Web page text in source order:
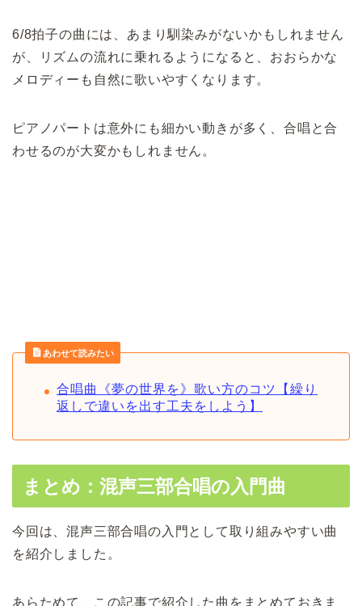
6/8拍子の曲には、あまり馴染みがないかもしれません
が、リズムの流れに乗れるようになると、おおらかな
メロディーも自然に歌いやすくなります。
ピアノパートは意外にも細かい動きが多く、合唱と合
わせるのが大変かもしれません。
あわせて読みたい
合唱曲《夢の世界を》歌い方のコツ【繰り
返しで違いを出す工夫をしよう】
まとめ：混声三部合唱の入門曲
今回は、混声三部合唱の入門として取り組みやすい曲
を紹介しました。
あらためて、この記事で紹介した曲をまとめておきま